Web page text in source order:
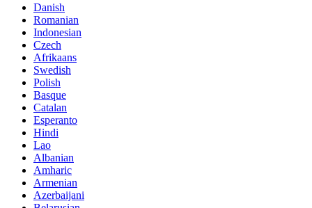
Danish
Romanian
Indonesian
Czech
Afrikaans
Swedish
Polish
Basque
Catalan
Esperanto
Hindi
Lao
Albanian
Amharic
Armenian
Azerbaijani